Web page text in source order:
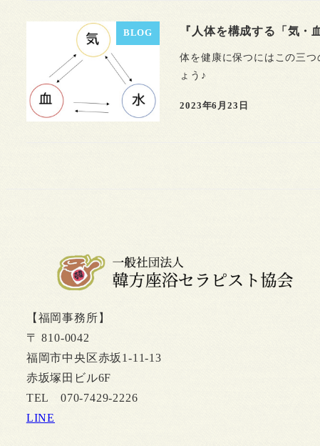
BLOG 『人体を構成する「気・
体を健康に保つにはこの三
ょう♪
2023年6月23日
【福岡事務所】
〒 810-0042
福岡市中央区赤坂1-11-13
赤坂塚田ビル6F
TEL 070-7429-2226
LINE